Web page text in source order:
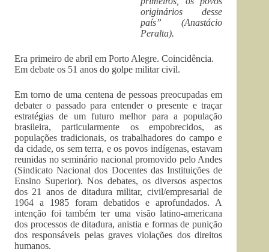
originários desse
país” (Anastácio
Peralta).
Era primeiro de abril em Porto Alegre. Coincidência.
Em debate os 51 anos do golpe militar civil.
Em torno de uma centena de pessoas preocupadas em
debater o passado para entender o presente e traçar
estratégias de um futuro melhor para a população
brasileira, particularmente os empobrecidos, as
populações tradicionais, os trabalhadores do campo e
da cidade, os sem terra, e os povos indígenas, estavam
reunidas no seminário nacional promovido pelo Andes
(Sindicato Nacional dos Docentes das Instituições de
Ensino Superior). Nos debates, os diversos aspectos
dos 21 anos de ditadura militar, civil/empresarial de
1964 a 1985 foram debatidos e aprofundados. A
intenção foi também ter uma visão latino-americana
dos processos de ditadura, anistia e formas de punição
dos responsáveis pelas graves violações dos direitos
humanos.